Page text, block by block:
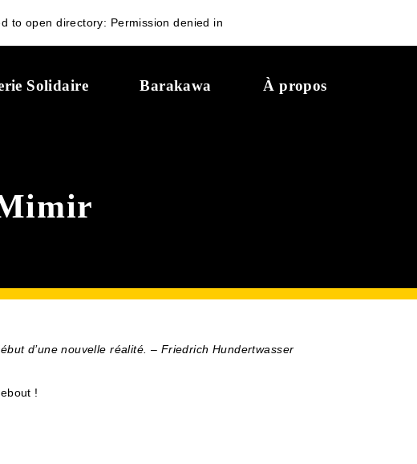
to open directory: Permission denied in
Solidaire Barakawa À propos
d’une nouvelle réalité. – Friedrich Hundertwasser
!